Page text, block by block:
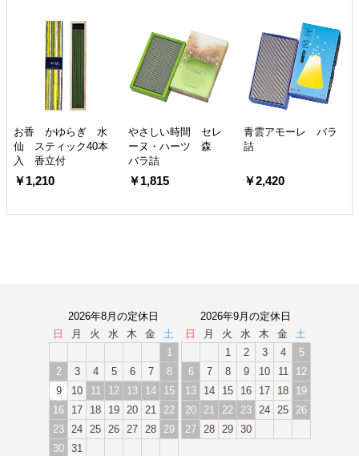
お香 かゆらぎ 水
仙 スティック40本
入 香立付
￥1,210
やさしい時間 セレ
ーヌ・ハーツ 森
バラ詰
￥1,815
青雲アモーレ バラ
詰
￥2,420
2026年8月の定休日
日
月 火 水 木 金
土
1
2
3 4 5 6 7
8
9
10 11 12 13 14
15
16
17 18 19 20 21
22
23 24 25 26 27 28
29
30 31
2026年9月の定休日
日
月 火 水 木 金
土
1
2 3 4
5
6
7 8 9 10 11
12
13
14 15 16 17 18
19
20
21 22 23 24 25
26
27 28 29 30